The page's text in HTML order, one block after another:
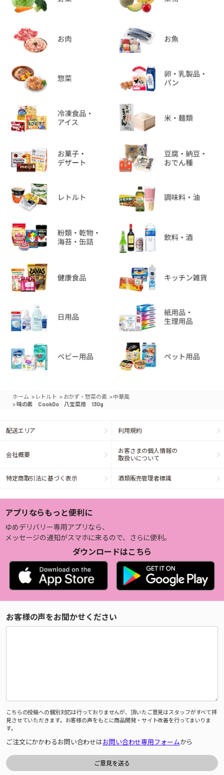
ホーム > レトルト > おかず・惣菜の素 >中華風
> 味の素 CookDo 八宝菜用 130g
配送エリア 利用規約
会社概要
お客さまの個人情報の
取扱いについて
特定商取引法に基づく表示 酒類販売管理者標識
アプリならもっと便利に
ゆめデリバリー専用アプリなら、
メッセージの通知がスマホに来るので、さらに便利。
ダウンロードはこちら
お客様の声をお聞かせください
こちらの投稿への個別対応は行っておりませんが、頂いたご意見はスタッフがすべて拝
見させていただきます。お客様の声をもとに商品開発・サイト改善を行ってまいりま
す。
ご注文にかかわるお問い合わせはお問い合わせ専用フォームから